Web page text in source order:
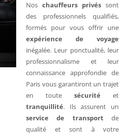
Nos chauffeurs privés sont
des professionnels qualifiés,
formés pour vous offrir une
expérience de voyage
inégalée. Leur ponctualité, leur
professionnalisme et leur
connaissance approfondie de
Paris vous garantiront un trajet
en toute sécurité et
tranquillité. Ils assurent un
service de transportde
qualité et sont à votre